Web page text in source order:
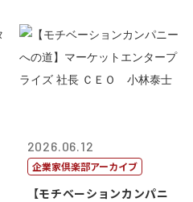
2026.06.12
企業家倶楽部アーカイブ
【モチベーションカンパニ